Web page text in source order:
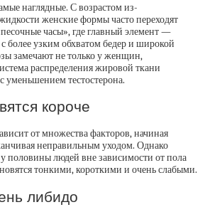
наглядные. С возрастом из-
женские формы часто переходят
часы», где главный элемент —
более узким обхватом бедер и широкой
замечают не только у женщин,
распределения жировой ткани
уменьшением тестостерона.
короче
от множества факторов, начиная
неправильным уходом. Однако
у половины людей вне зависимости от пола
тонкими, короткими и очень слабыми.
либидо